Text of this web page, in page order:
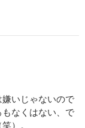
いじゃないので
なくはない、で
）。